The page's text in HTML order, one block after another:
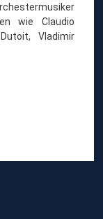
wie Claudio
Vladimir